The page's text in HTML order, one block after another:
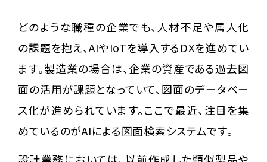
どのような職種の企業でも、人材不足や属人化
の課題を抱え、AIやIoTを導入するDXを進めてい
ます。製造業の場合は、企業の資産である過去図
面の活用が課題となっていて、図面のデータベー
ス化が進められています。ここで最近、注目を集
めているのがAIによる図面検索システムです。